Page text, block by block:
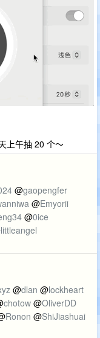
上午抽 20 个～
@gaopengfer
@Emyorii
@0ice
littleangel
@dlan @lockheart
chotow @OliverDD
Ronon @ShiJiashuai